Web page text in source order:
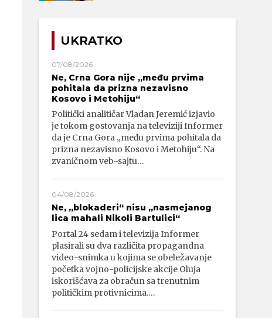
UKRATKO
07/08/2026
Ne, Crna Gora nije „među prvima
pohitala da prizna nezavisno
Kosovo i Metohiju“
Politički analitičar Vladan Jeremić izjavio
je tokom gostovanja na televiziji Informer
da je Crna Gora „među prvima pohitala da
prizna nezavisno Kosovo i Metohiju“. Na
zvaničnom veb-sajtu…
04/08/2026
Ne, „blokaderi“ nisu „nasmejanog
lica mahali Nikoli Bartulici“
Portal 24 sedam i televizija Informer
plasirali su dva različita propagandna
video-snimka u kojima se obeležavanje
početka vojno-policijske akcije Oluja
iskorišćava za obračun sa trenutnim
političkim protivnicima.…